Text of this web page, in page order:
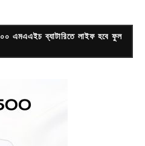
এমএএইচ ব্যাটারিতে লাইফ হবে ফুল